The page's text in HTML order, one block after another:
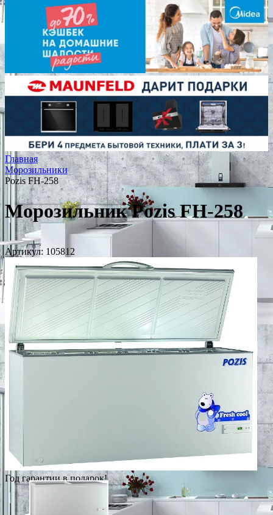
Главная
Морозильники
Pozis FH-258
Морозильник Pozis FH-258
Артикул: 105812
Год гарантии в подарок!